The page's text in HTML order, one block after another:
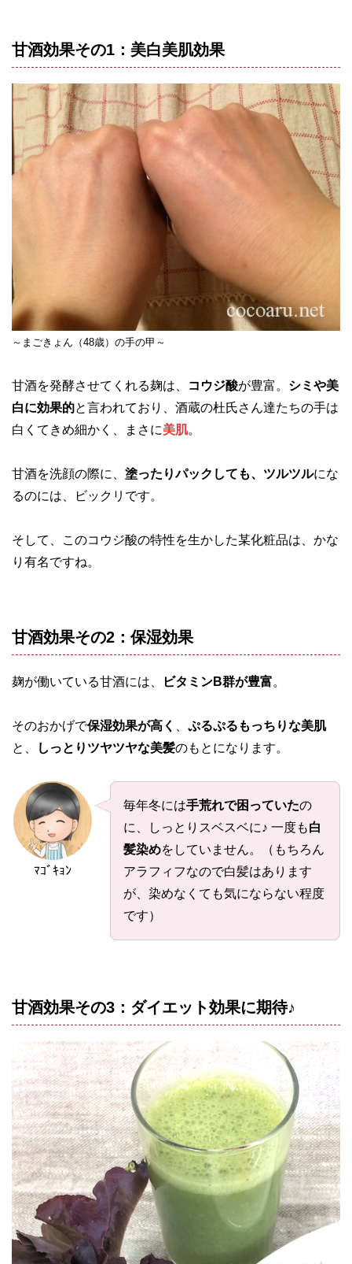
甘酒効果その1：美白美肌効果
～まごきょん（48歳）の手の甲～
甘酒を発酵させてくれる麹は、 コウジ酸が豊富。 シミや美
白に効果的と言われており、酒蔵の杜氏さん達たちの手は
白くてきめ細かく、まさに美肌。
甘酒を洗顔の際に、 塗ったりパックしても、ツルツルにな
るのには、ビックリです。
そして、このコウジ酸の特性を生かした某化粧品は、かな
り有名ですね。
甘酒効果その2：保湿効果
麹が働いている甘酒には、 ビタミンB群が豊富。
そのおかげで保湿効果が高く
ぷるぷるもっちりな美肌
と、
しっとりツヤツヤな美髪のもとになります。
ﾏｺﾞｷｮﾝ
毎年冬には手荒れで困っていたの
に、しっとりスベスベに♪ 一度も白
髪染めをしていません。（もちろん
アラフィフなので白髪はあります
が、染めなくても気にならない程度
です）
甘酒効果その3：ダイエット効果に期待♪